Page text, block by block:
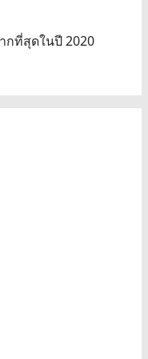
กที่สุดในปี 2020